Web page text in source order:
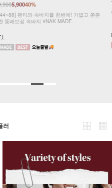
16,900
빈티지한 워싱 로스엔젤 캡모자
러